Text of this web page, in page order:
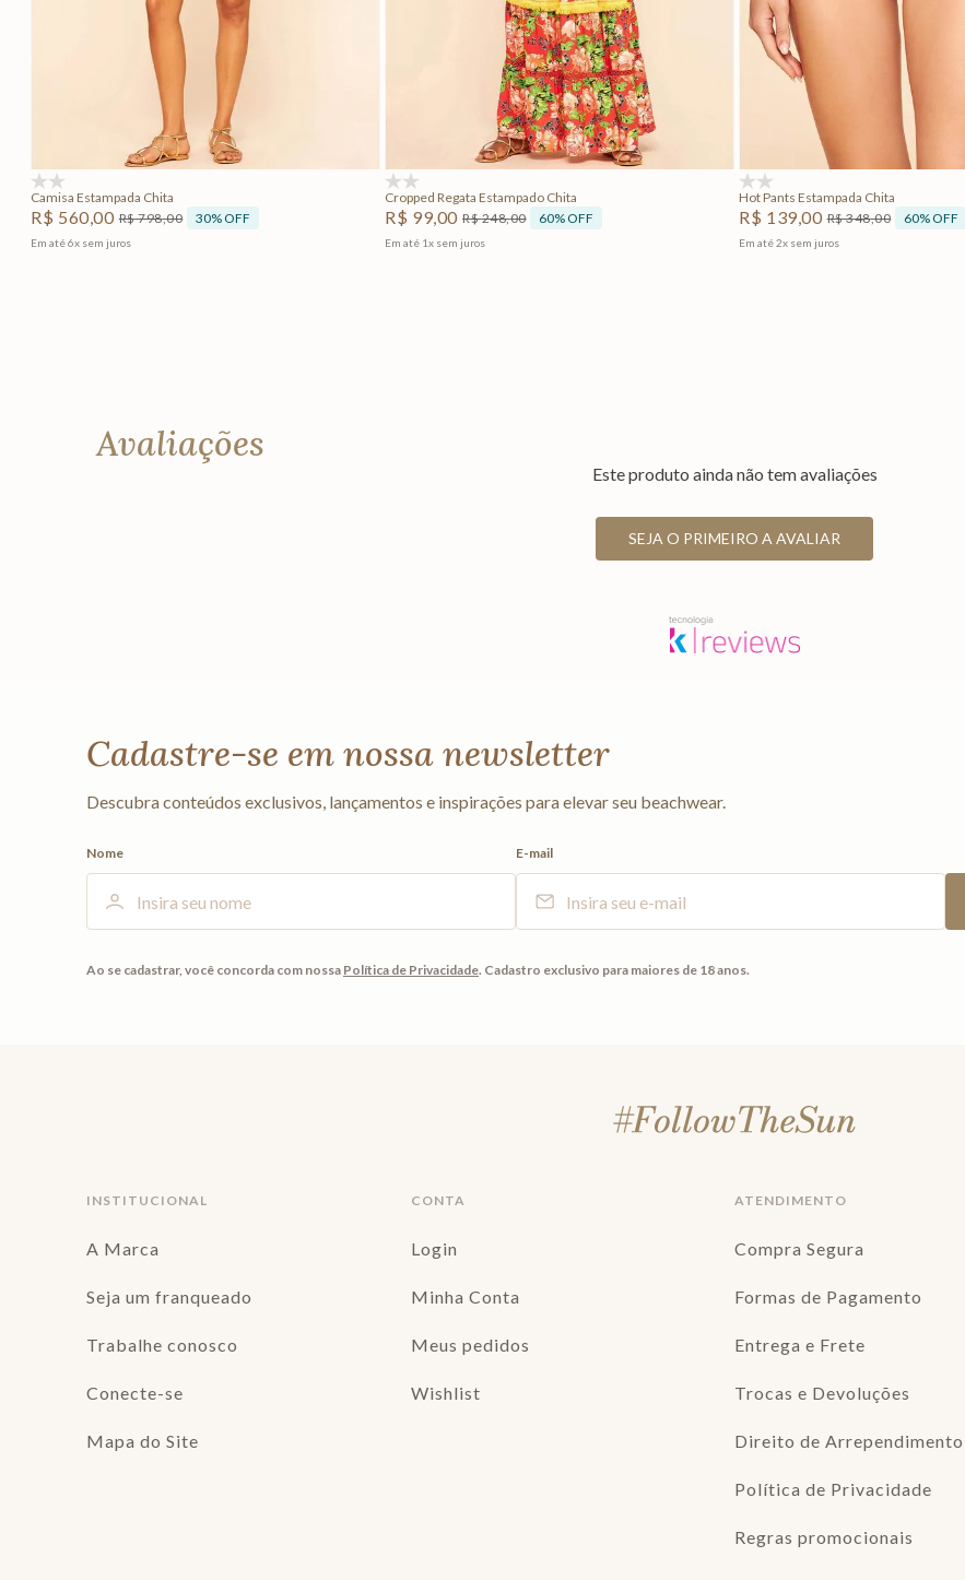
M
Adicionar na sacola
Camisa Estampada Chita
R$ 560,00 R$798,00 30% OFF
Em até6x sem juros
M G GG
Adicionar na sacola
Cropped Regata Estampado Chita
R$ 99,00 R$248,00 60% OFF
Em até 1x sem juros
M
Adicionar na sacola
Hot Pants Estampada Chita
R$ 139,00 R$348,00 60% OFF
Em até2x sem juros
Avaliações
Este produto ainda não tem avaliações
SEJA O PRIMEIRO A AVALIAR
Cadastre-se em nossa newsletter
Descubra conteúdos exclusivos, lançamentos e inspirações para elevar seu beachwear.
Nome E-mail
Ao se cadastrar, você concorda com nossa Política de Privacidade. Cadastro exclusivo para maiores de 18 anos.
INSTITUCIONAL
A Marca
Seja um franqueado
Trabalhe conosco
Conecte-se
Mapa do Site
CONTA
Login
Minha Conta
Meus pedidos
Wishlist
ATENDIMENTO
Compra Segura
Formas de Pagamento
Entrega e Frete
Trocas e Devoluções
Direito de Arrependimento
Política de Privacidade
Regras promocionais